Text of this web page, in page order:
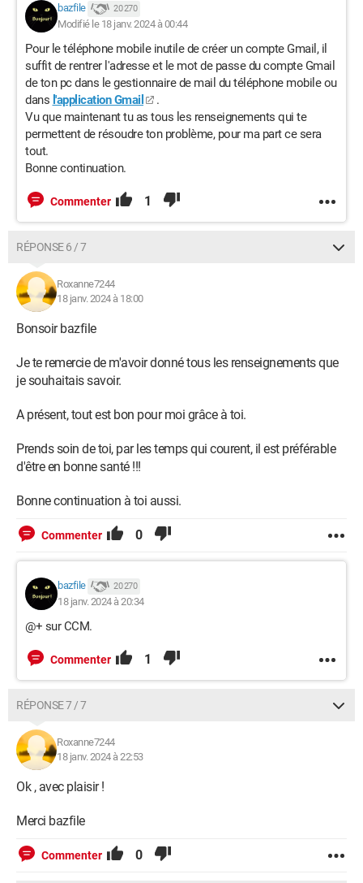
bazfile 20 270
Modifié le 18 janv. 2024 à 00:44
Pour le téléphone mobile inutile de créer un compte Gmail, il
suffit de rentrer l'adresse et le mot de passe du compte Gmail
de ton pc dans le gestionnaire de mail du téléphone mobile ou
dans l'application Gmail
.
Vu que maintenant tu as tous les renseignements qui te
permettent de résoudre ton problème, pour ma part ce sera
tout.
Bonne continuation.
Commenter 1
RÉPONSE 6 / 7
Roxanne7244
18 janv. 2024 à 18:00
Bonsoir bazfile
Je te remercie de m'avoir donné tous les renseignements que
je souhaitais savoir.
A présent, tout est bon pour moi grâce à toi.
Prends soin de toi, par les temps qui courent, il est préférable
d'être en bonne santé !!!
Bonne continuation à toi aussi.
Commenter 0
bazfile 20 270
18 janv. 2024 à 20:34
@+ sur CCM.
Commenter 1
RÉPONSE 7 / 7
Roxanne7244
18 janv. 2024 à 22:53
Ok , avec plaisir !
Merci bazfile
Commenter 0